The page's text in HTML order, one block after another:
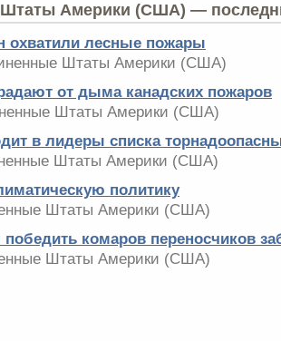
Америки (США) —
охватили лесные пожары
Штаты Америки (США)
от дыма канадских пожаров
Штаты Америки (США)
в лидеры списка
Штаты Америки (США)
политику
Штаты Америки (США)
комаров переносчиков
Штаты Америки (США)